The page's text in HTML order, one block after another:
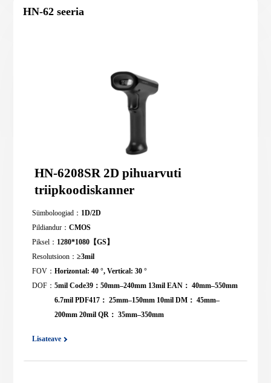
HN-62 seeria
HN-6208SR 2D pihuarvuti
triipkoodiskanner
Sümboloogiad： 1D/2D
Pildiandur：CMOS
Piksel： 1280*1080【GS】
Resolutsioon：≥3mil
FOV：Horizontal: 40 °, Vertical: 30 °
DOF：5mil Code39：50mm–240mm 13mil EAN： 40mm–550mm
6.7mil PDF417： 25mm–150mm 10mil DM： 45mm–
200mm 20mil QR： 35mm–350mm
Lisateave